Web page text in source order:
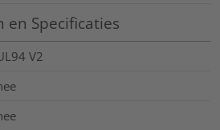
en Specificaties
V2